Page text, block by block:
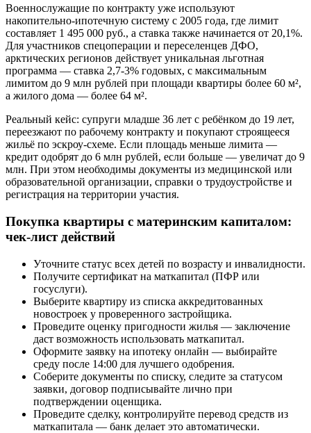
Военнослужащие по контракту уже используют
накопительно-ипотечную систему с 2005 года, где лимит
составляет 1 495 000 руб., а ставка также начинается от 20,1%.
Для участников спецоперации и переселенцев ДФО,
арктических регионов действует уникальная льготная
программа — ставка 2,7-3% годовых, с максимальным
лимитом до 9 млн рублей при площади квартиры более 60 м²,
а жилого дома — более 64 м².
Реальный кейс: супруги младше 36 лет с ребёнком до 19 лет,
переезжают по рабочему контракту и покупают строящееся
жильё по эскроу-схеме. Если площадь меньше лимита —
кредит одобрят до 6 млн рублей, если больше — увеличат до 9
млн. При этом необходимы документы из медицинской или
образовательной организации, справки о трудоустройстве и
регистрация на территории участия.
Покупка квартиры с материнским капиталом:
чек-лист действий
Уточните статус всех детей по возрасту и инвалидности.
Получите сертификат на маткапитал (ПФР или
госуслуги).
Выберите квартиру из списка аккредитованных
новостроек у проверенного застройщика.
Проведите оценку пригодности жилья — заключение
даст возможность использовать маткапитал.
Оформите заявку на ипотеку онлайн — выбирайте
среду после 14:00 для лучшего одобрения.
Соберите документы по списку, следите за статусом
заявки, договор подписывайте лично при
подтверждении оценщика.
Проведите сделку, контролируйте перевод средств из
маткапитала — банк делает это автоматически.